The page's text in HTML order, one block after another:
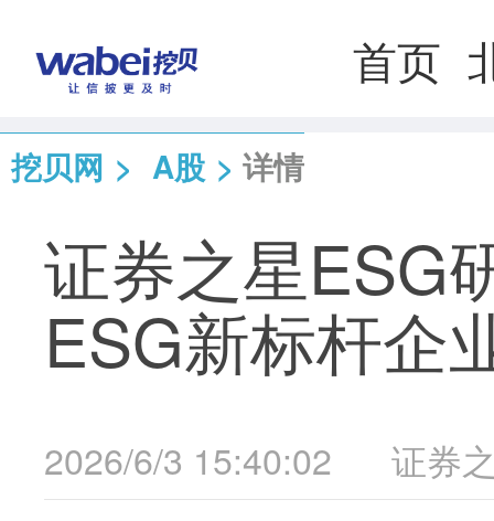
首页
挖贝网 > A股 > 详情
证券之星ESG
ESG新标杆企
2026/6/3 15:40:02 证券